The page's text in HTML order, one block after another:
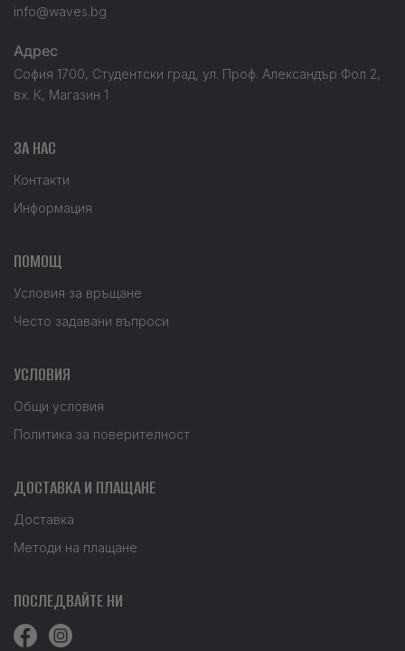
info@waves.bg
Адрес
София 1700, Студентски град, ул. Проф. Александър Фол 2,
вх. К, Магазин 1
ЗА НАС
Контакти
Информация
ПОМОЩ
Условия за връщане
Често задавани въпроси
УСЛОВИЯ
Общи условия
Политика за поверителност
ДОСТАВКА И ПЛАЩАНЕ
Доставка
Методи на плащане
ПОСЛЕДВАЙТЕ НИ